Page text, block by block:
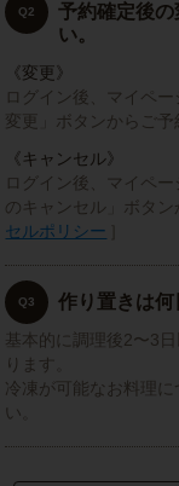
Q2
予約確定後
い。
《変更》
ログイン後、マイペ
変更」ボタンからご予
《キャンセル》
ログイン後、マイペ
のキャンセル」ボタン
セルポリシー
Q3 作り置きは何
基本的に調理後2〜3
ります。
冷凍が可能なお料理
い。